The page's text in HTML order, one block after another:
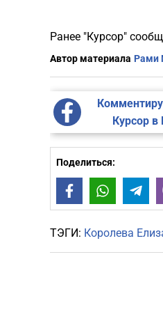
Ранее "Курсор"
Автор материала Рами
Курсор в
Поделиться:
FacebookWhatsApp
ТЭГИ: Королева